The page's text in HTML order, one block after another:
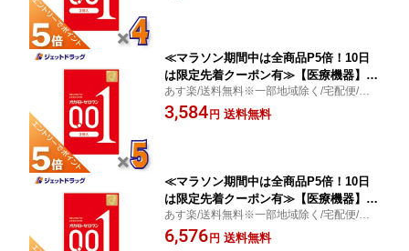
≪マラソン期間中は全商品P5倍！10日
は限定先着クーポン有≫【医療機器】オ
カモトゼロワン 3個入 ×5個〔避妊具〕
あす楽/送料無料※一部地域除く/宅配便/均
一な薄さ/オカモトコンドームズ
3,584円 送料無料
≪マラソン期間中は全商品P5倍！10日
は限定先着クーポン有≫【医療機器】オ
カモトゼロワン 3個入 ×10個〔避妊具〕
あす楽/送料無料※一部地域除く/宅配便/均
一な薄さ/オカモトコンドームズ
6,576円 送料無料